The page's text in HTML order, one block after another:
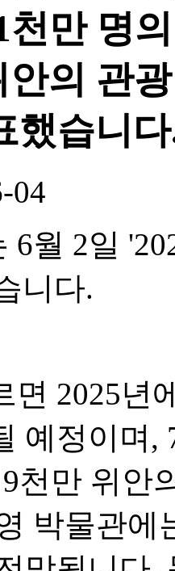
천만 명
안의 관
했습니
04
6월 2일
니다.
면 2025년
예정이며,
천만 위안
박물관에